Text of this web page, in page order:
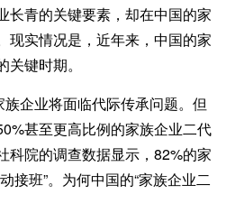
长青的关键要素，却在中国的家
现实情况是，近年来，中国的家
键时期。
企业将面临代际传承问题。但
甚至更高比例的家族企业二代
科院的调查数据显示，82%的家
接班”。为何中国的“家族企业二